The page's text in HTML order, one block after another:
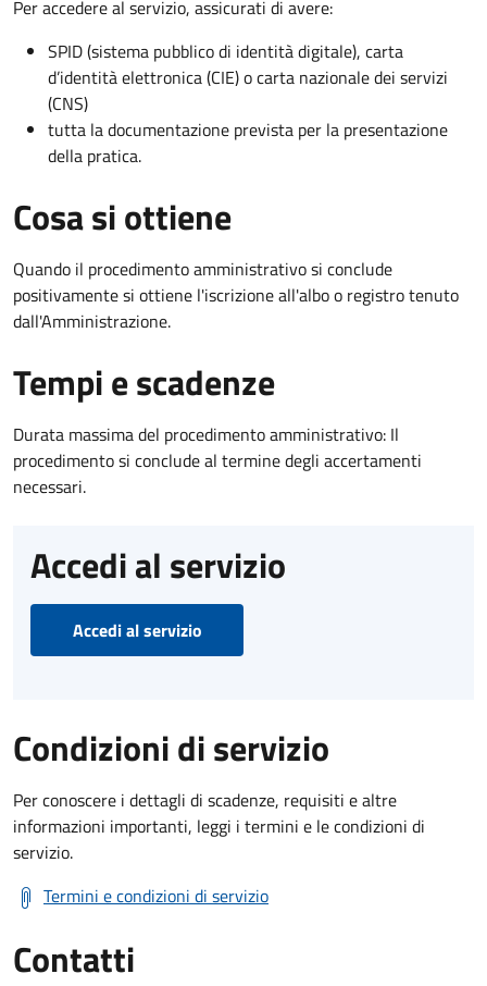
Per accedere al servizio, assicurati di avere:
SPID (sistema pubblico di identità digitale), carta
d’identità elettronica (CIE) o carta nazionale dei servizi
(CNS)
tutta la documentazione prevista per la presentazione
della pratica.
Cosa si ottiene
Quando il procedimento amministrativo si conclude
positivamente si ottiene l'iscrizione all'albo o registro tenuto
dall'Amministrazione.
Tempi e scadenze
Durata massima del procedimento amministrativo: Il
procedimento si conclude al termine degli accertamenti
necessari.
Accedi al servizio
Accedi al servizio
Condizioni di servizio
Per conoscere i dettagli di scadenze, requisiti e altre
informazioni importanti, leggi i termini e le condizioni di
servizio.
Termini e condizioni di servizio
Contatti